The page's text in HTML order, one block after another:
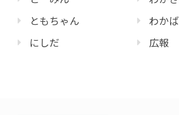
ともちゃん
にしだ
わか
広報